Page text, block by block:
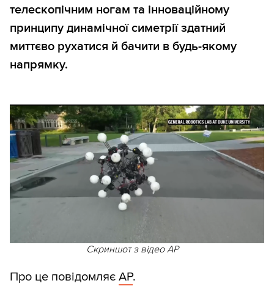
телескопічним ногам та інноваційному
принципу динамічної симетрії здатний
миттєво рухатися й бачити в будь-якому
напрямку.
Скриншот з відео AP
Про це повідомляє AP.